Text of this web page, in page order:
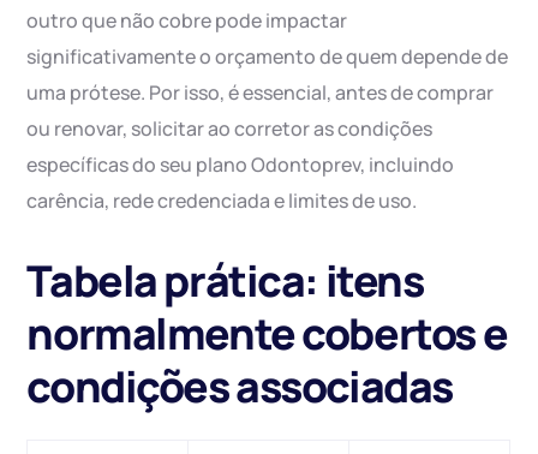
outro que não cobre pode impactar
significativamente o orçamento de quem depende de
uma prótese. Por isso, é essencial, antes de comprar
ou renovar, solicitar ao corretor as condições
específicas do seu plano Odontoprev, incluindo
carência, rede credenciada e limites de uso.
Tabela prática: itens
normalmente cobertos e
condições associadas